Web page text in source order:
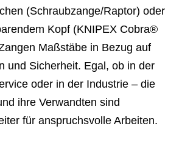
(Schraubzange/Raptor) oder
Kopf (KNIPEX Cobra®
Maßstäbe in Bezug auf
und Sicherheit. Egal, ob in der
oder in der Industrie – die
ihre Verwandten sind
für anspruchsvolle Arbeiten.